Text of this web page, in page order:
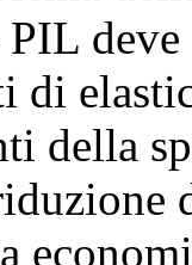
deve
di
della